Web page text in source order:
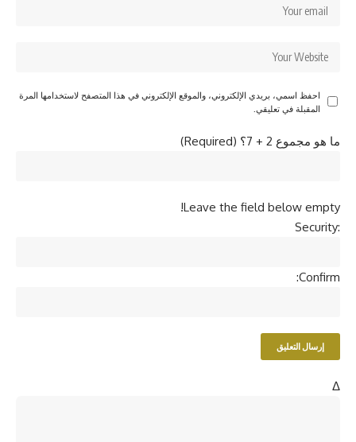
احفظ اسمي، بريدي الإلكتروني، والموقع الإلكتروني في هذا المتصفح لاستخدامها المرة
المقبلة في تعليقي.
ما هو مجموع 2 + 7؟ (Required)
Leave the field below empty!
Security:
Confirm:
Δ